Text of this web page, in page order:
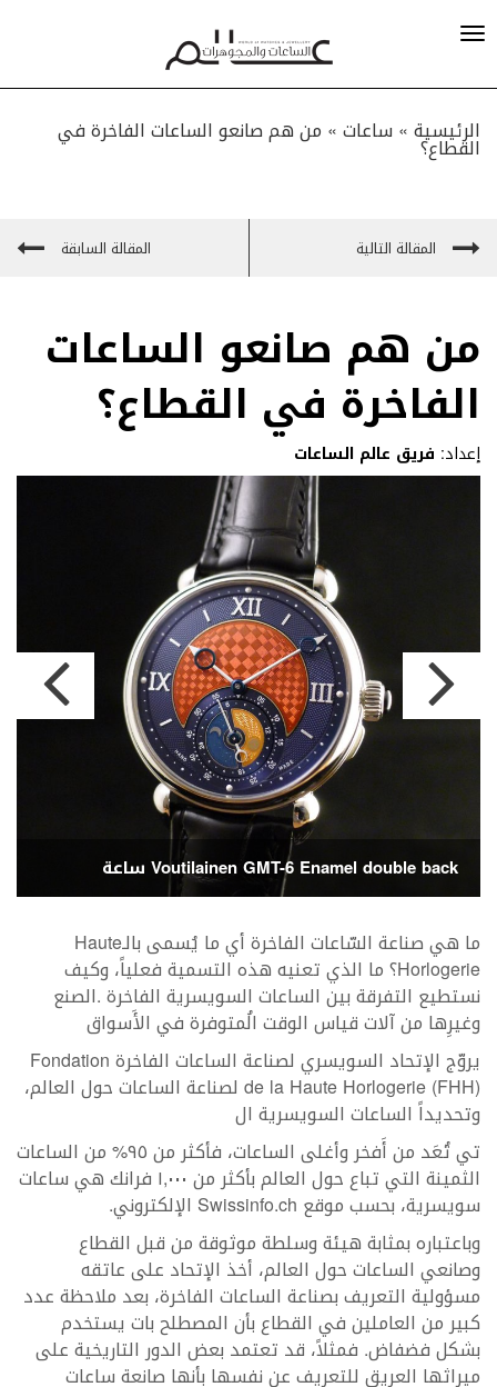
الرئيسية » ساعات» من هم صانعو الساعات الفاخرة في
القطاع؟
المقالة التالية المقالة السابقة
من هم صانعو الساعات
الفاخرة في القطاع؟
إعداد: فريق عالم الساعات
ساعة Voutilainen GMT-6 Enamel double back
ما هي صناعة السّاعات الفاخرة أي ما يُسمى بالـHaute
Horlogerie؟ ما الذي تعنيه هذه التسمية فعلياً، وكيف
نستطيع التفرقة بين الساعات السويسرية الفاخرة .الصنع
وغيرِها من آلات قياس الوقت الُمتوفرة في الأَسواق
يروّج الإتحاد السويسري لصناعة الساعات الفاخرة Fondation
de la Haute Horlogerie (FHH) لصناعة الساعات حول العالم،
وتحديداً الساعات السويسرية ال
تي تُعَد من أَفخر وأغلى الساعات، فأكثر من ٩٥% من الساعات
الثمينة التي تباع حول العالم بأكثر من ١,٠٠٠ فرانك هي ساعات
سويسرية، بحسب موقع Swissinfo.ch الإلكتروني.
وباعتباره بمثابة هيئة وسلطة موثوقة من قبل القطاع
وصانعي الساعات حول العالم، أخذ الإتحاد على عاتقه
مسؤولية التعريف بصناعة الساعات الفاخرة، بعد ملاحظة عدد
كبير من العاملين في القطاع بأن المصطلح بات يستخدم
بشكل فضفاض. فمثلاً، قد تعتمد بعض الدور التاريخية على
ميراثها العريق للتعريف عن نفسها بأنها صانعة ساعات